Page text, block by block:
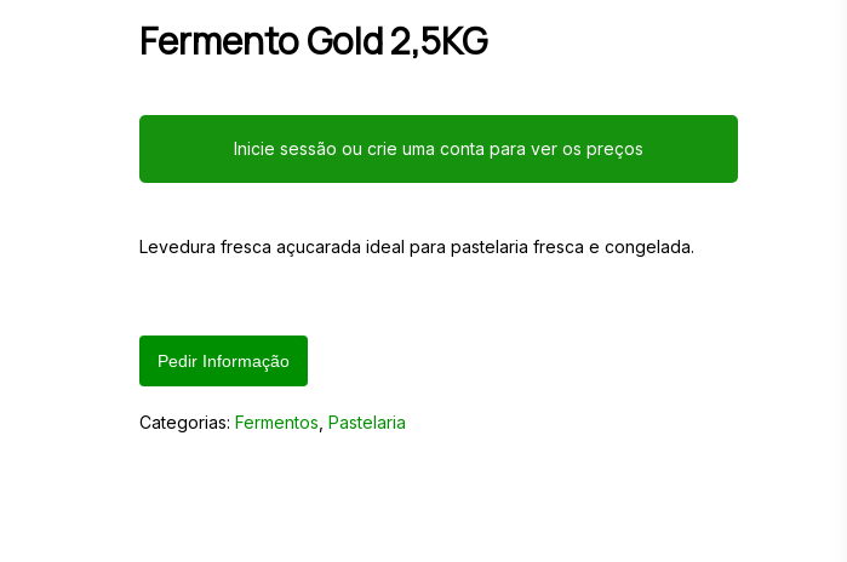
Fermento Gold 2,5KG
Inicie sessão ou crie uma conta para ver os preços
Levedura fresca açucarada ideal para pastelaria fresca e congelada.
Pedir Informação
Categorias:Fermentos ,Pastelaria